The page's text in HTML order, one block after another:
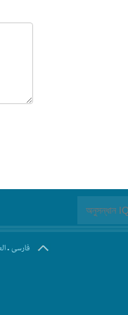
.فارسی